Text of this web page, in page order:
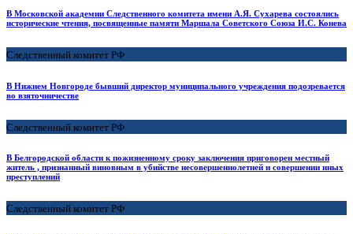
В Московской академии Следственного комитета имени А.Я. Сухарева состоялись
исторические чтения, посвященные памяти Маршала Советского Союза И.С. Конева
Следственный комитет РФ
В Нижнем Новгороде бывший директор муниципального учреждения подозревается
во взяточничестве
Следственный комитет РФ
В Белгородской области к пожизненному сроку заключения приговорен местный
житель , признанный виновным в убийстве несовершеннолетней и совершении иных
преступлений
Следственный комитет РФ